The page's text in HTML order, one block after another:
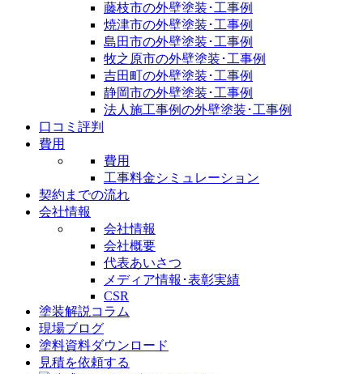
藤枝市の外壁塗装･工事例
焼津市の外壁塗装･工事例
島田市の外壁塗装･工事例
牧之原市の外壁塗装･工事例
吉田町の外壁塗装･工事例
静岡市の外壁塗装･工事例
法人施工事例の外壁塗装･工事例
口コミ評判
費用
費用
工事料金シミュレーション
契約までの流れ
会社情報
会社情報
会社概要
代表あいさつ
メディア情報･表彰実績
CSR
塗装解説コラム
現場ブログ
塗料資料ダウンロード
見積を依頼する